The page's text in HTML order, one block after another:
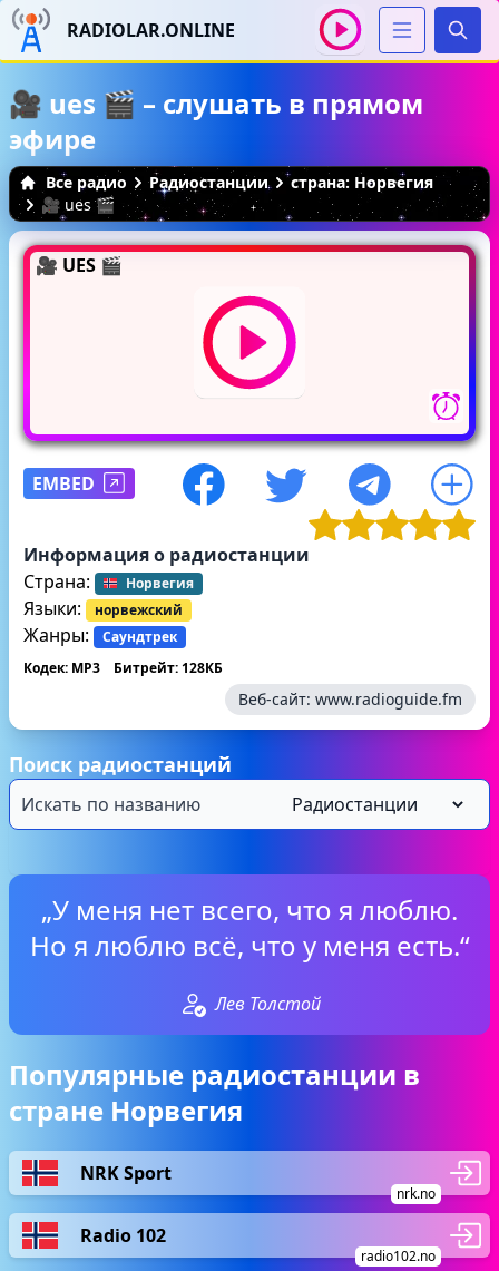
RADIOLAR.ONLINE
🎥 ues 🎬 – слушать в прямом
эфире
Все радио Радиостанции
страна: Норвегия
🎥 ues 🎬
🎥 UES 🎬
EMBED
Информация о радиостанции
Страна:
Норвегия
Языки: норвежский
Жанры:
Саундтрек
Кодек: MP3
Битрейт: 128КБ
Веб-сайт: www.radioguide.fm
Поиск радиостанций
„У меня нет всего, что я люблю.
Но я люблю всё, что у меня есть.“
Лев Толстой
Популярные радиостанции в
стране Норвегия
NRK Sport
nrk.no
Radio 102
radio102.no